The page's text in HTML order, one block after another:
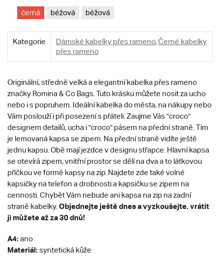
černá béžová béžová
Kategorie Dámské kabelky přes rameno,Černé kabelky
přes rameno
Originální, středně velká a elegantní kabelka přes rameno
značky Romina & Co Bags. Tuto krásku můžete nosit za ucho
nebo i s popruhem. Ideální kabelka do města, na nákupy nebo
Vám poslouží i při posezení s přáteli. Zaujme Vás "croco"
designem detailů, ucha i "croco" pásem na přední straně. Tím
je lemovaná kapsa se zipem. Na přední straně vidíte ještě
jednu kapsu. Obě mají jezdce v designu střapce. Hlavní kapsa
se otevírá zipem, vnitřní prostor se dělí na dva a to látkovou
příčkou ve formě kapsy na zip. Najdete zde také volné
kapsičky na telefon a drobnosti a kapsičku se zipem na
cennosti. Chybět Vám nebude ani kapsa na zip na zadní
straně kabelky. Objednejte ještě dnes a vyzkoušejte, vrátit
ji můžete až za 30 dnů!
A4: ano
Materiál: syntetická kůže